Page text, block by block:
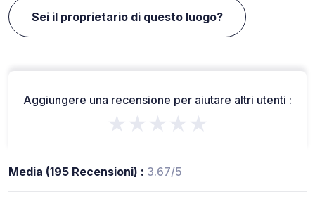
Sei il proprietario di questo luogo?
Aggiungere una recensione per aiutare altri utenti :
★★★★★
Media (195 Recensioni) : 3.67/5